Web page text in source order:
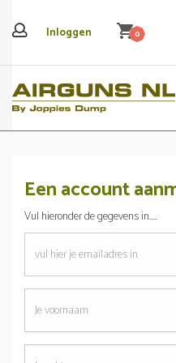
Inloggen shopping_cart0
Een account
Vul hieronder de gegevens in.....
emailadres
Je
voornaam
Je